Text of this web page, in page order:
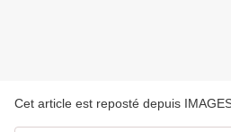
Cet article est reposté depuis